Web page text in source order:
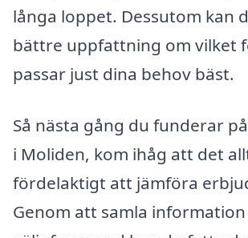
långa loppet. Dessutom kan
bättre uppfattning om vilket
passar just dina behov bäst.
Så nästa gång du funderar
i Moliden, kom ihåg att det
fördelaktigt att jämföra
Genom att samla